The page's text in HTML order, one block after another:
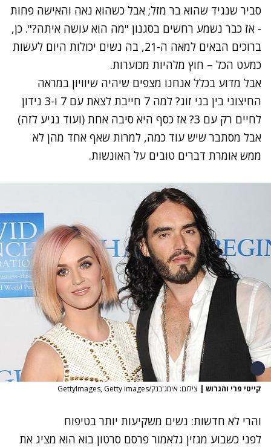
סביר שנגיד שהוא בר מזל; אבל כשהוא נאה והאישה פחות
- אז כבר נשמע רחשים בסגנון "מה הוא עושה איתה?". כן,
ברוכים הבאים למאה ה-21, בה נשים יכולות היום לעשות
כמעט הכל – חוץ מלהיות מכוערות.
אבל מדוע בכלל אנחנו מצפים שיהיה שיוויון במראה
החיצוני בין בני זוג? למה 7 חייבת לצאת עם 7 ו-3 נידון
לחיים רק עם 3? אז כסף היא סיבה אחת (ועוד נגיע לזה)
אבל מסתבר שיש עוד כמה, למרות שאף אחד מהן לא
ממש אומרת דברים טובים על האונשות.
קייטי פרי והגרוש | צילום: אימג'בנק/GettyImages, Getty images
והרי לא חדשות: נשים משקיעות יותר בטיפוח
לפני כשבוע מגזין גלאמור פרסם סרטון בוא הוא מציג את